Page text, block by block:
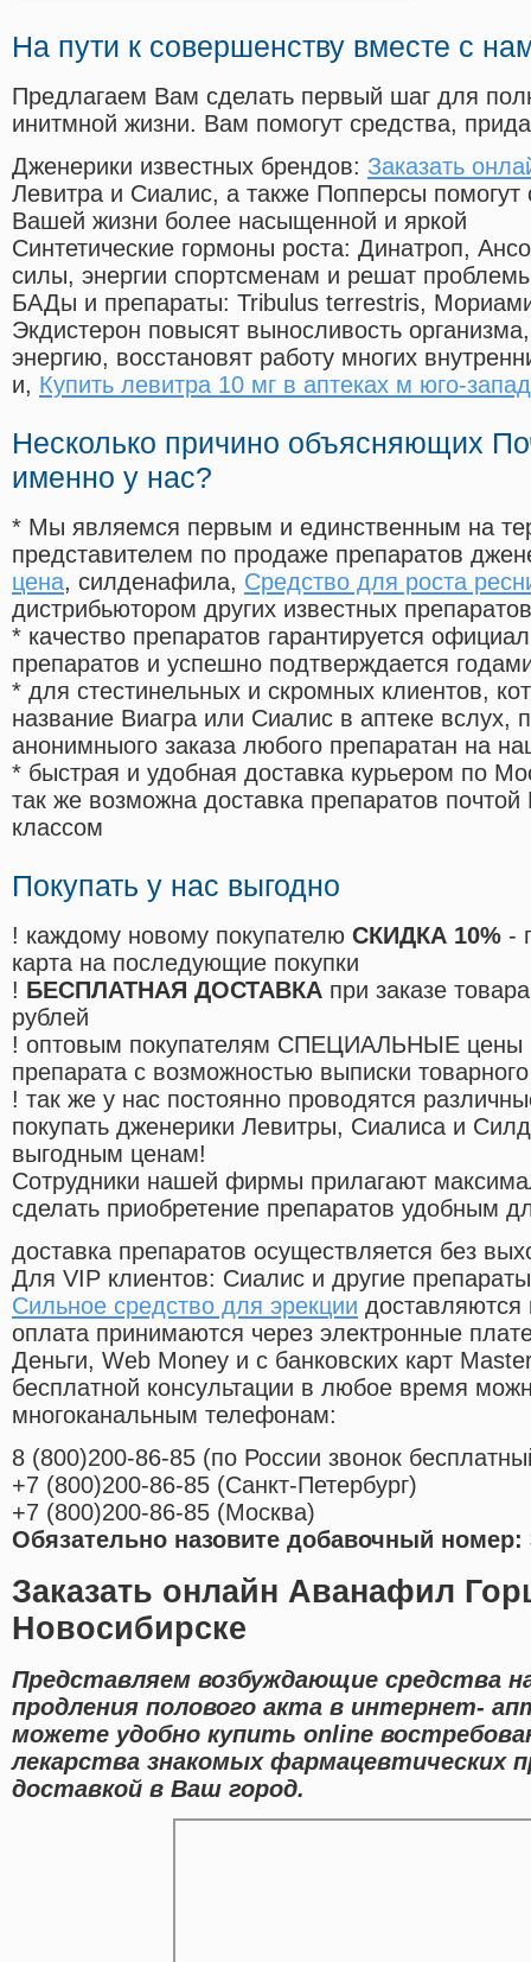
На пути к совершенству вместе с
Предлагаем Вам сделать первый шаг для
инитмной жизни. Вам помогут средства,
Дженерики известных брендов: Заказать
Левитра и Сиалис, а также Попперсы помогут
Вашей жизни более насыщенной и яркой
Синтетические гормоны роста: Динатроп,
силы, энергии спортсменам и решат
БАДы и препараты: Tribulus terrestris,
Экдистерон повысят выносливость
энергию, восстановят работу многих
и, Купить левитра 10 мг в аптеках м юго-
Несколько причино объясняющих
именно у нас?
* Мы являемся первым и единственным на
представителем по продаже препаратов
цена, силденафила, Средство для роста
дистрибьютором других известных препаратов
* качество препаратов гарантируется
препаратов и успешно подтверждается
* для стестинельных и скромных клиентов,
название Виагра или Сиалис в аптеке вслух,
анонимныого заказа любого препаратан на
* быстрая и удобная доставка курьером по
так же возможна доставка препаратов
классом
Покупать у нас выгодно
! каждому новому покупателю СКИДКА 10% -
карта на последующие покупки
! БЕСПЛАТНАЯ ДОСТАВКА при заказе
рублей
! оптовым покупателям СПЕЦИАЛЬНЫЕ цены
препарата с возможностью выписки
! так же у нас постоянно проводятся
покупать дженерики Левитры, Сиалиса и
выгодным ценам!
Cотрудники нашей фирмы прилагают
сделать приобретение препаратов удобным
доставка препаратов осуществляется без
Для VIP клиентов: Сиалис и другие
Сильное средство для эрекции доставляются
оплата принимаются через электронные
Деньги, Web Money и с банковских карт
бесплатной консультации в любое время
многоканальным телефонам:
8 (800)200-86-85 (по России звонок
+7 (800)200-86-85 (Санкт-Петербург)
+7 (800)200-86-85 (Москва)
Обязательно назовите добавочный номер:
Заказать онлайн Аванафил
Новосибирске
Представляем возбуждающие средства
продления полового акта в интернет-
можете удобно купить online
лекарства знакомых фармацевтических
доставкой в Ваш город.